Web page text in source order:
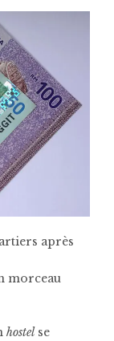
après
morceau
hostelse